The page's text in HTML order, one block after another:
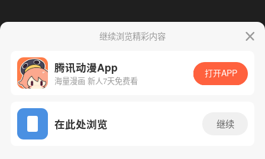
App免费看
继续浏览精彩内容
腾讯动漫App
海量漫画 新人7天免费看
打开APP
在此处浏览 继续